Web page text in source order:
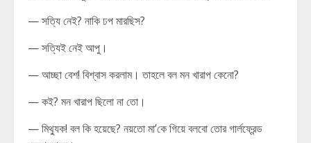
— সত্যি নেই? নাকি ঢপ মারছিস?
— সত্যিই নেই আপু।
— আচ্ছা বেশ! বিশ্বাস করলাম। তাহলে বল মন খারাপ কেনো?
— কই? মন খারাপ ছিলো না তো।
— মিথ্যুক! বল কি হয়েছে? নয়তো মা’কে গিয়ে বলবো তোর গার্লফ্রেন্ড